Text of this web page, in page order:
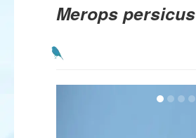
Merops persicus